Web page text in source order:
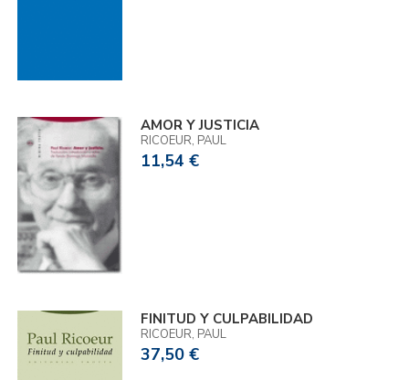
AMOR Y JUSTICIA
RICOEUR, PAUL
11,54 €
FINITUD Y CULPABILIDAD
RICOEUR, PAUL
37,50 €